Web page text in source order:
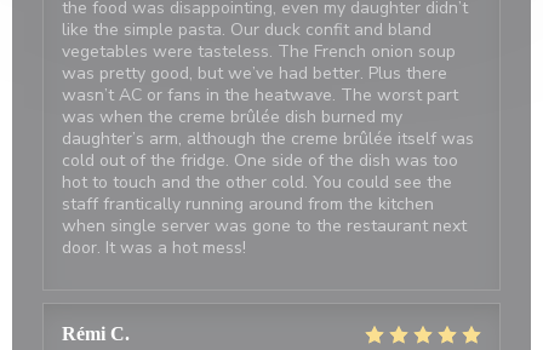
the food was disappointing, even my daughter didn’t
like the simple pasta. Our duck confit and bland
vegetables were tasteless. The French onion soup
was pretty good, but we’ve had better. Plus there
wasn’t AC or fans in the heatwave. The worst part
was when the creme brûlée dish burned my
daughter’s arm, although the creme brûlée itself was
cold out of the fridge. One side of the dish was too
hot to touch and the other cold. You could see the
staff frantically running around from the kitchen
when single server was gone to the restaurant next
door. It was a hot mess!
Rémi C